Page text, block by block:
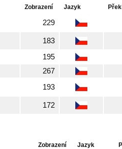
Zobrazení Jazyk
229
183
195
267
193
172
Zobrazení Jazyk